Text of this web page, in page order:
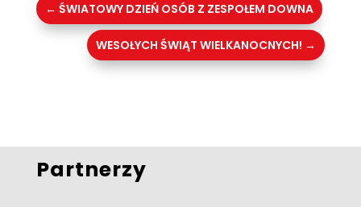
← ŚWIATOWY DZIEŃ OSÓB Z ZESPOŁEM DOWNA
WESOŁYCH ŚWIĄT WIELKANOCNYCH! →
Partnerzy